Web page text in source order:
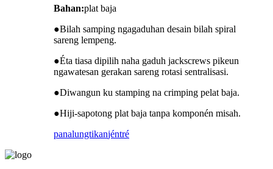
Bahan:plat baja
●Bilah samping ngagaduhan desain bilah spiral
sareng lempeng.
●Éta tiasa dipilih naha gaduh jackscrews pikeun
ngawatesan gerakan sareng rotasi sentralisasi.
●Diwangun ku stamping na crimping pelat baja.
●Hiji-sapotong plat baja tanpa komponén misah.
panalungtikanjéntré